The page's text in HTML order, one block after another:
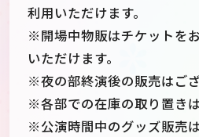
利用いただけます。
※開場中物販はチケットを
いただけます。
※夜の部終演後の販売はござ
※各部での在庫の取り置き
※公演時間中のグッズ販売